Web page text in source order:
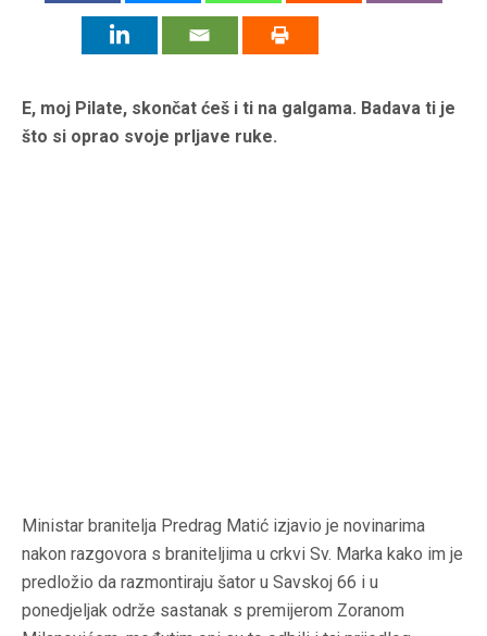
E, moj Pilate, skončat ćeš i ti na galgama. Badava ti je
što si oprao svoje prljave ruke.
Ministar branitelja Predrag Matić izjavio je novinarima
nakon razgovora s braniteljima u crkvi Sv. Marka kako im je
predložio da razmontiraju šator u Savskoj 66 i u
ponedjeljak održe sastanak s premijerom Zoranom